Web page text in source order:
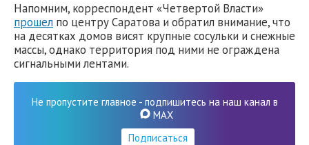
Напомним, корреспондент «Четвертой Власти»
прошел по центру Саратова и обратил внимание, что
на десятках домов висят крупные сосульки и снежные
массы, однако территория под ними не ограждена
сигнальными лентами.
Не пропустите главное - подпишитесь на наш канал в
MAX
Подписаться